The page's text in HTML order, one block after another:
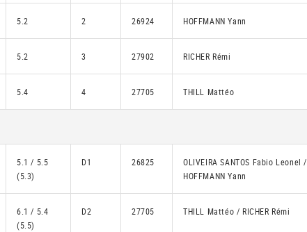
5.2 2 26924 HOFFMANN Yann
5.2 3 27902 RICHER Rémi
5.4 4 27705 THILL Mattéo
5.1 / 5.5
(5.3)
D1 26825
OLIVEIRA SANTOS Fabio Leonel /
HOFFMANN Yann
6.1 / 5.4
(5.5)
D2 27705 THILL Mattéo / RICHER Rémi